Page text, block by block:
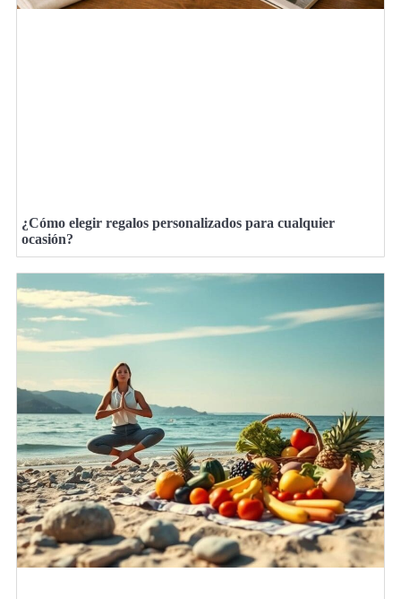
¿Cómo elegir regalos personalizados para cualquier
ocasión?